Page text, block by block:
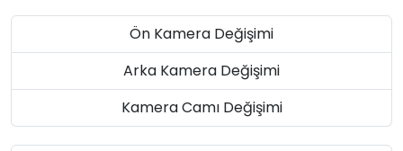
Ön Kamera Değişimi
Arka Kamera Değişimi
Kamera Camı Değişimi